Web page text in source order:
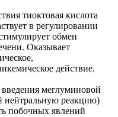
тиоктовая кислота
в регулировании
обмен
Оказывает
действие.
меглуминовой
нейтральную реакцию)
побочных явлений